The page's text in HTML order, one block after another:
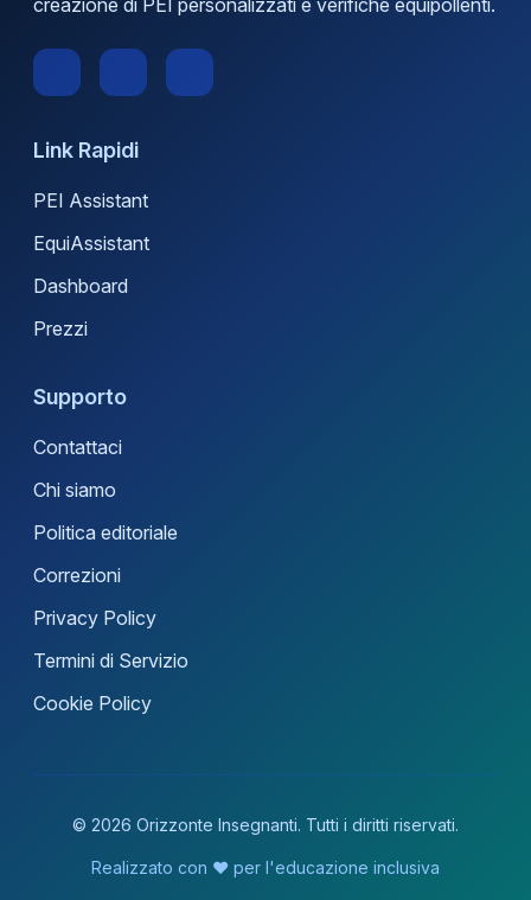
creazione di PEI personalizzati e verifiche equipollenti.
Link Rapidi
PEI Assistant
EquiAssistant
Dashboard
Prezzi
Supporto
Contattaci
Chi siamo
Politica editoriale
Correzioni
Privacy Policy
Termini di Servizio
Cookie Policy
© 2026 Orizzonte Insegnanti. Tutti i diritti riservati.
Realizzato con ❤️ per l'educazione inclusiva